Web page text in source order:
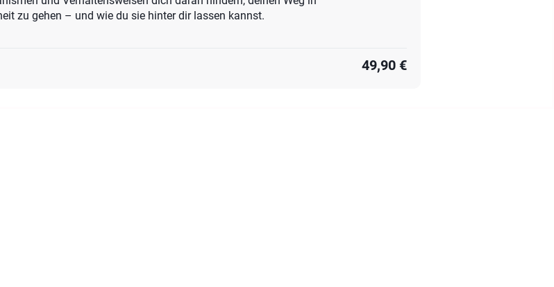
zu gehen – und wie du sie hinter dir lassen kannst.
49,90 €